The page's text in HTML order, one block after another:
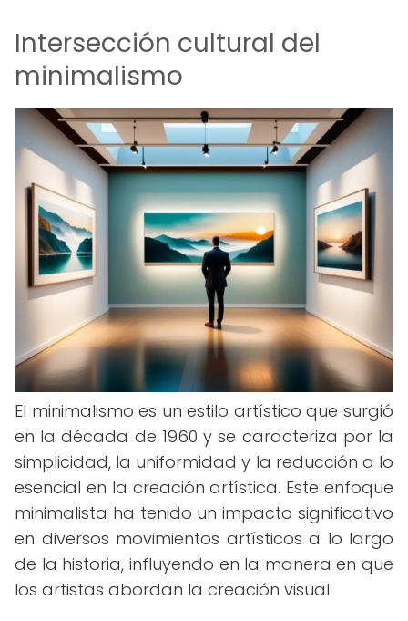
Intersección cultural del
minimalismo
El minimalismo es un estilo artístico que surgió
en la década de 1960 y se caracteriza por la
simplicidad, la uniformidad y la reducción a lo
esencial en la creación artística. Este enfoque
minimalista ha tenido un impacto significativo
en diversos movimientos artísticos a lo largo
de la historia, influyendo en la manera en que
los artistas abordan la creación visual.